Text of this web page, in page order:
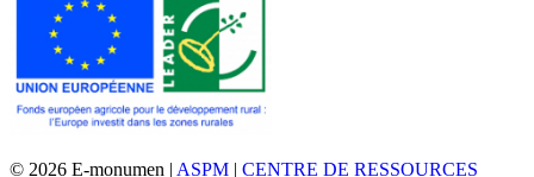
© 2026 E-monumen | ASPM | CENTRE DE RESSOURCES